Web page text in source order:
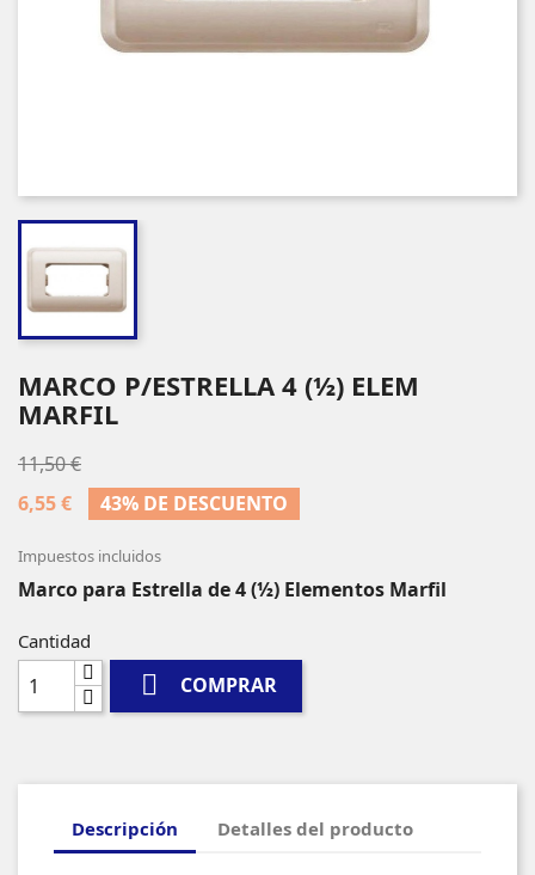
MARCO P/ESTRELLA 4 (½) ELEM
MARFIL
11,50 €
6,55 €
43% DE DESCUENTO
Impuestos incluidos
Marco para Estrella de 4 (½) Elementos Marfil
Cantidad
 COMPRAR
Descripción Detalles del producto